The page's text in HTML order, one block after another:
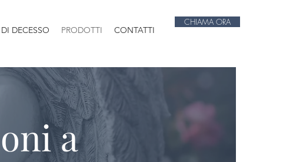
DECESSO PRODOTTI CONTATTI
CHIAMA ORA
a